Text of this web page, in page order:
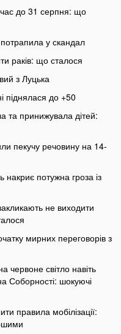
до 31 серпня: що
у скандал
раків: що сталося
з Луцька
піднялася до +50
та принижувала дітей:
пекучу речовину на 14-
потужна гроза із
не виходити
мирних переговорів з
червоне світло навіть
Соборності: шокуючі
правила мобілізації: